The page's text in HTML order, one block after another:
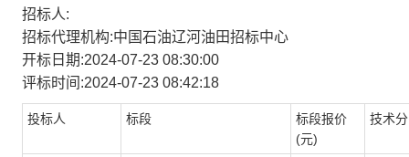
招标人:
招标代理机构:中国石油辽河油田招标中心
开标日期:2024-07-23 08:30:00
评标时间:2024-07-23 08:42:18
投标人 标段
标段报价
(元)
技术分